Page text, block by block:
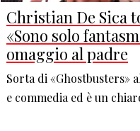
Christian De Sica
«Sono solo
omaggio al padre
Sorta di «Ghostbusters»
e commedia ed è un